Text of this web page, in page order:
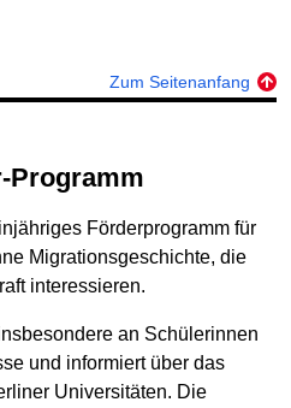
Zum Seitenanfang
Programm
Förderprogramm für
Migrationsgeschichte, die
interessieren.
an Schülerinnen
und informiert über das
Universitäten. Die